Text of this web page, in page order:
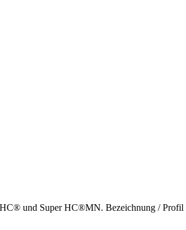
und Super HC®MN. Bezeichnung / Profil